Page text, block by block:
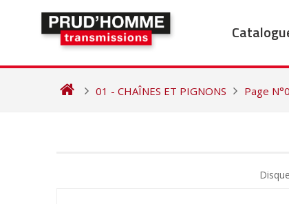
01 - CHAÎNES ET PIGNONS Page